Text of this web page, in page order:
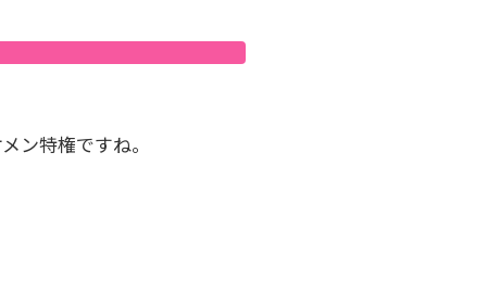
ン特権ですね。